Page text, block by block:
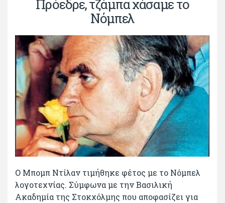
Πρόεδρε, τζάμπα χάσαμε το
Νόμπελ
Ο Μπομπ Ντίλαν τιμήθηκε φέτος με το Νόμπελ
λογοτεχνίας. Σύμφωνα με την Βασιλική
Ακαδημία της Στοκχόλμης που αποφασίζει για